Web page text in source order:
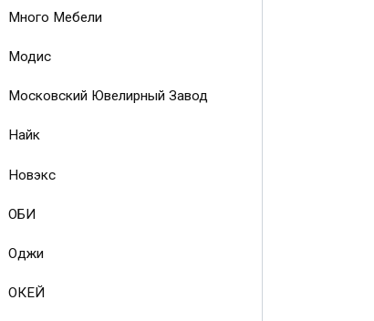
Много Мебели
Модис
Московский Ювелирный Завод
Найк
Новэкс
ОБИ
Оджи
ОКЕЙ